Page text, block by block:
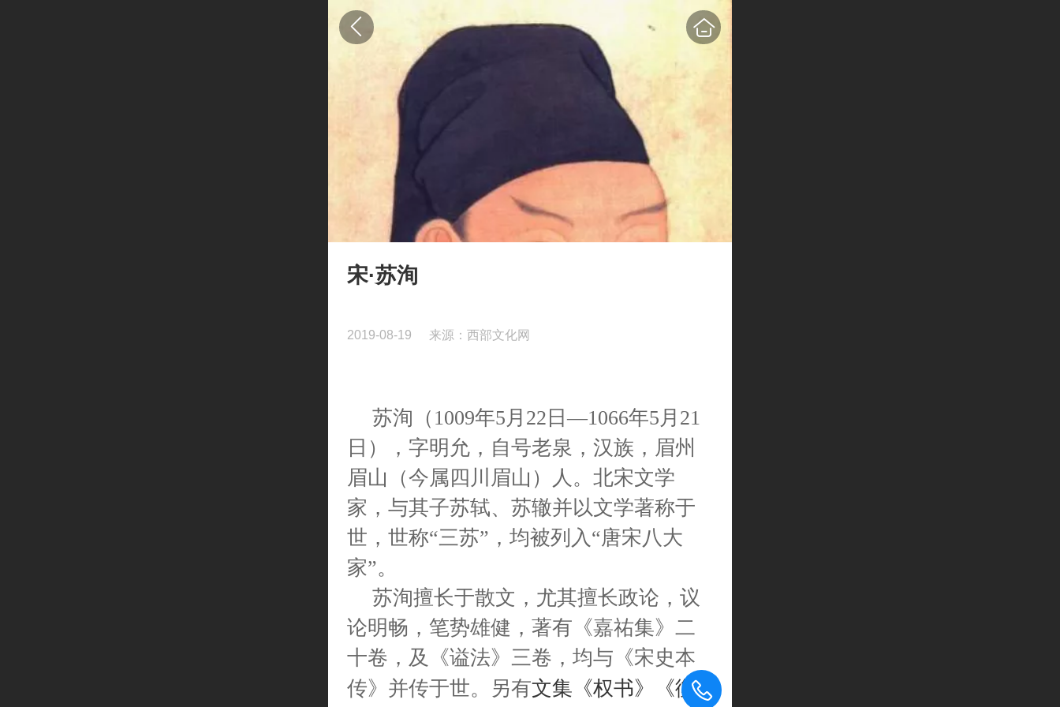
宋·苏洵
2019-08-19 来源：西部文化网
苏洵（1009年5月22日—1066年5月21
日），字明允，自号老泉，汉族，眉州
眉山（今属四川眉山）人。北宋文学
家，与其子苏轼、苏辙并以文学著称于
世，世称“三苏”，均被列入“唐宋八大
家”。
苏洵擅长于散文，尤其擅长政论，议
论明畅，笔势雄健，著有《嘉祐集》二
十卷，及《谥法》三卷，均与《宋史本
传》并传于世。另有文集 《权书》《衡